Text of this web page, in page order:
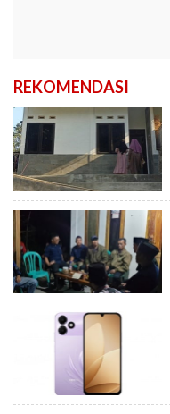
REKOMENDASI